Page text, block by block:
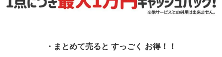
・まとめて売ると すっごく お得！！